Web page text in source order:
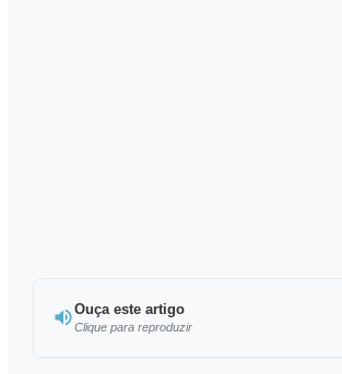
Ouça este artigo
Clique para reproduzir